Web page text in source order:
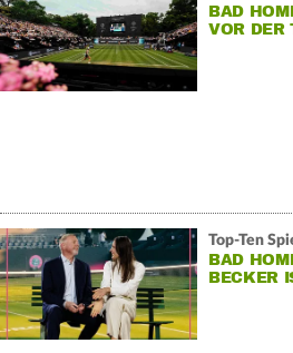
BAD
VOR DER
Top-Ten
BAD
BECKER